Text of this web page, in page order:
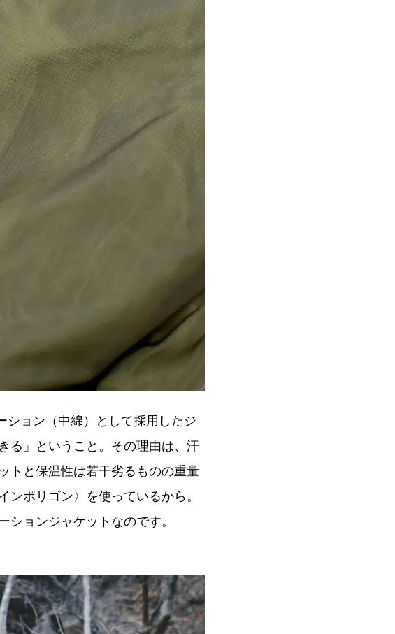
ション（中綿）として採用したジ
る」ということ。その理由は、汗
トと保温性は若干劣るものの重量
ポリゴン〉を使っているから。
ョンジャケットなのです。